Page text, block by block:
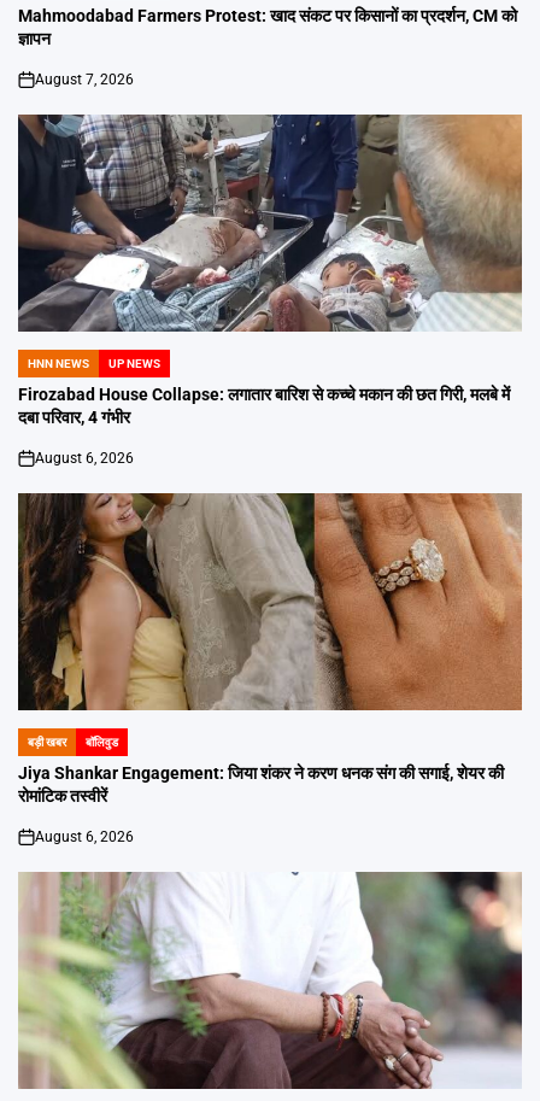
IN
Mahmoodabad Farmers Protest: खाद संकट पर किसानों का प्रदर्शन, CM को
ज्ञापन
on
August 7, 2026
POSTED
IN
HNN NEWS UP NEWS
Firozabad House Collapse: लगातार बारिश से कच्चे मकान की छत गिरी, मलबे में
दबा परिवार, 4 गंभीर
on
August 6, 2026
POSTED
IN
बड़ी खबर बॉलिवुड
Jiya Shankar Engagement: जिया शंकर ने करण धनक संग की सगाई, शेयर की
रोमांटिक तस्वीरें
on
August 6, 2026